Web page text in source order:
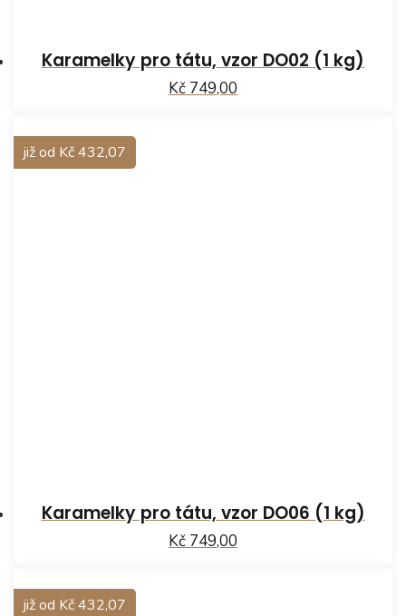
Karamelky pro tátu, vzor DO02 (1 kg)
Kč 749,00
Karamelky pro tátu, vzor DO06 (1 kg)
Kč 749,00
již od Kč 432,07
již od Kč 432,07